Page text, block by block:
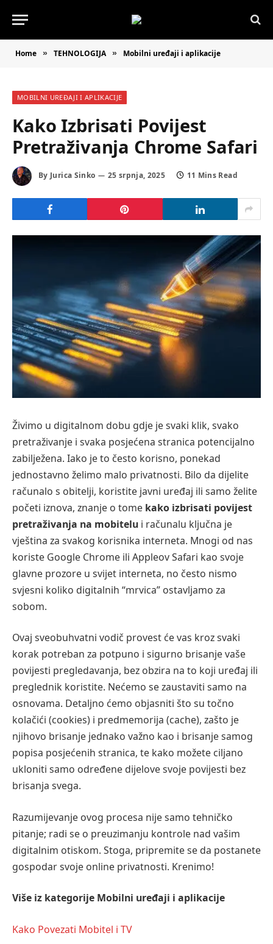
Home » TEHNOLOGIJA » Mobilni uređaji i aplikacije
MOBILNI UREĐAJI I APLIKACIJE
Kako Izbrisati Povijest
Pretraživanja Chrome Safari
By Jurica Sinko 25 srpnja, 2025 11 Mins Read
Živimo u digitalnom dobu gdje je svaki klik, svako
pretraživanje i svaka posjećena stranica potencijalno
zabilježena. Iako je to često korisno, ponekad
jednostavno želimo malo privatnosti. Bilo da dijelite
računalo s obitelji, koristite javni uređaj ili samo želite
početi iznova, znanje o tome kako izbrisati povijest
pretraživanja na mobitelu i računalu ključna je
vještina za svakog korisnika interneta. Mnogi od nas
koriste Google Chrome ili Appleov Safari kao svoje
glavne prozore u svijet interneta, no često nismo
svjesni koliko digitalnih “mrvica” ostavljamo za
sobom.
Ovaj sveobuhvatni vodič provest će vas kroz svaki
korak potreban za potpuno i sigurno brisanje vaše
povijesti pregledavanja, bez obzira na to koji uređaj ili
preglednik koristite. Nećemo se zaustaviti samo na
osnovama. Detaljno ćemo objasniti što su točno
kolačići (cookies) i predmemorija (cache), zašto je
njihovo brisanje jednako važno kao i brisanje samog
popisa posjećenih stranica, te kako možete ciljano
ukloniti samo određene dijelove svoje povijesti bez
brisanja svega.
Razumijevanje ovog procesa nije samo tehničko
pitanje; radi se o preuzimanju kontrole nad vašim
digitalnim otiskom. Stoga, pripremite se da postanete
gospodar svoje online privatnosti. Krenimo!
Više iz kategorije Mobilni uređaji i aplikacije
Kako Povezati Mobitel i TV